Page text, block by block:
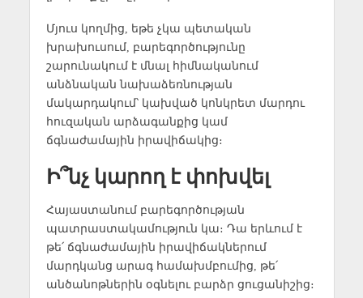
Մյուս կողմից, եթե չկա պետական
խրախուսում, բարեգործությունը
շարունակում է մնալ հիմնականում
անձնական նախաձեռնության
մակարդակում՝ կախված կոնկրետ մարդու
հուզական արձագանքից կամ
ճգնաժամային իրավիճակից։
Ի՞նչ կարող է փոխվել
Հայաստանում բարեգործության
պատրաստակամություն կա։ Դա երևում է
թե՛ ճգնաժամային իրավիճակներում
մարդկանց արագ համախմբումից, թե՛
անծանոթներին օգնելու բարձր ցուցանիշից։